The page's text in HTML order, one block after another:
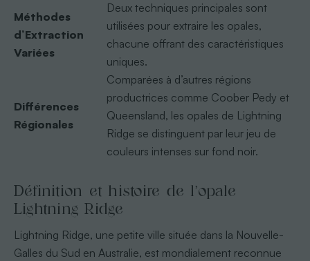
Méthodes
d’Extraction
Variées
Deux techniques principales sont
utilisées pour extraire les opales,
chacune offrant des caractéristiques
uniques.
Différences
Régionales
Comparées à d’autres régions
productrices comme Coober Pedy et
Queensland, les opales de Lightning
Ridge se distinguent par leur jeu de
couleurs intenses sur fond noir.
Définition et histoire de l’opale
Lightning Ridge
Lightning Ridge, une petite ville située dans la Nouvelle-
Galles du Sud en Australie, est mondialement reconnue